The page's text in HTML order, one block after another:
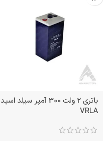
باتری 2 ولت 300 آمپر سیلد اسید
VRLA